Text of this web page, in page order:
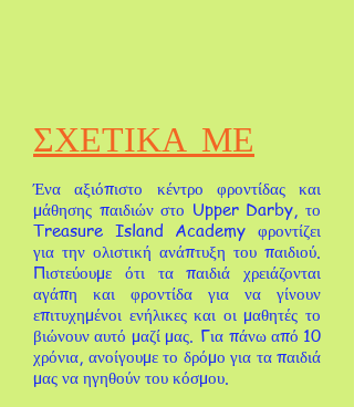
ΣΧΕΤΙΚΑ ΜΕ
Ένα αξιόπιστο κέντρο φροντίδας και
μάθησης παιδιών στο Upper Darby, το
Treasure Island Academy φροντίζει
για την ολιστική ανάπτυξη του παιδιού.
Πιστεύουμε ότι τα παιδιά χρειάζονται
αγάπη και φροντίδα για να γίνουν
επιτυχημένοι ενήλικες και οι μαθητές το
βιώνουν αυτό μαζί μας. Για πάνω από 10
χρόνια, ανοίγουμε το δρόμο για τα παιδιά
μας να ηγηθούν του κόσμου.